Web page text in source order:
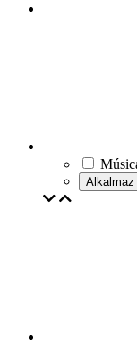
Alkalmaz